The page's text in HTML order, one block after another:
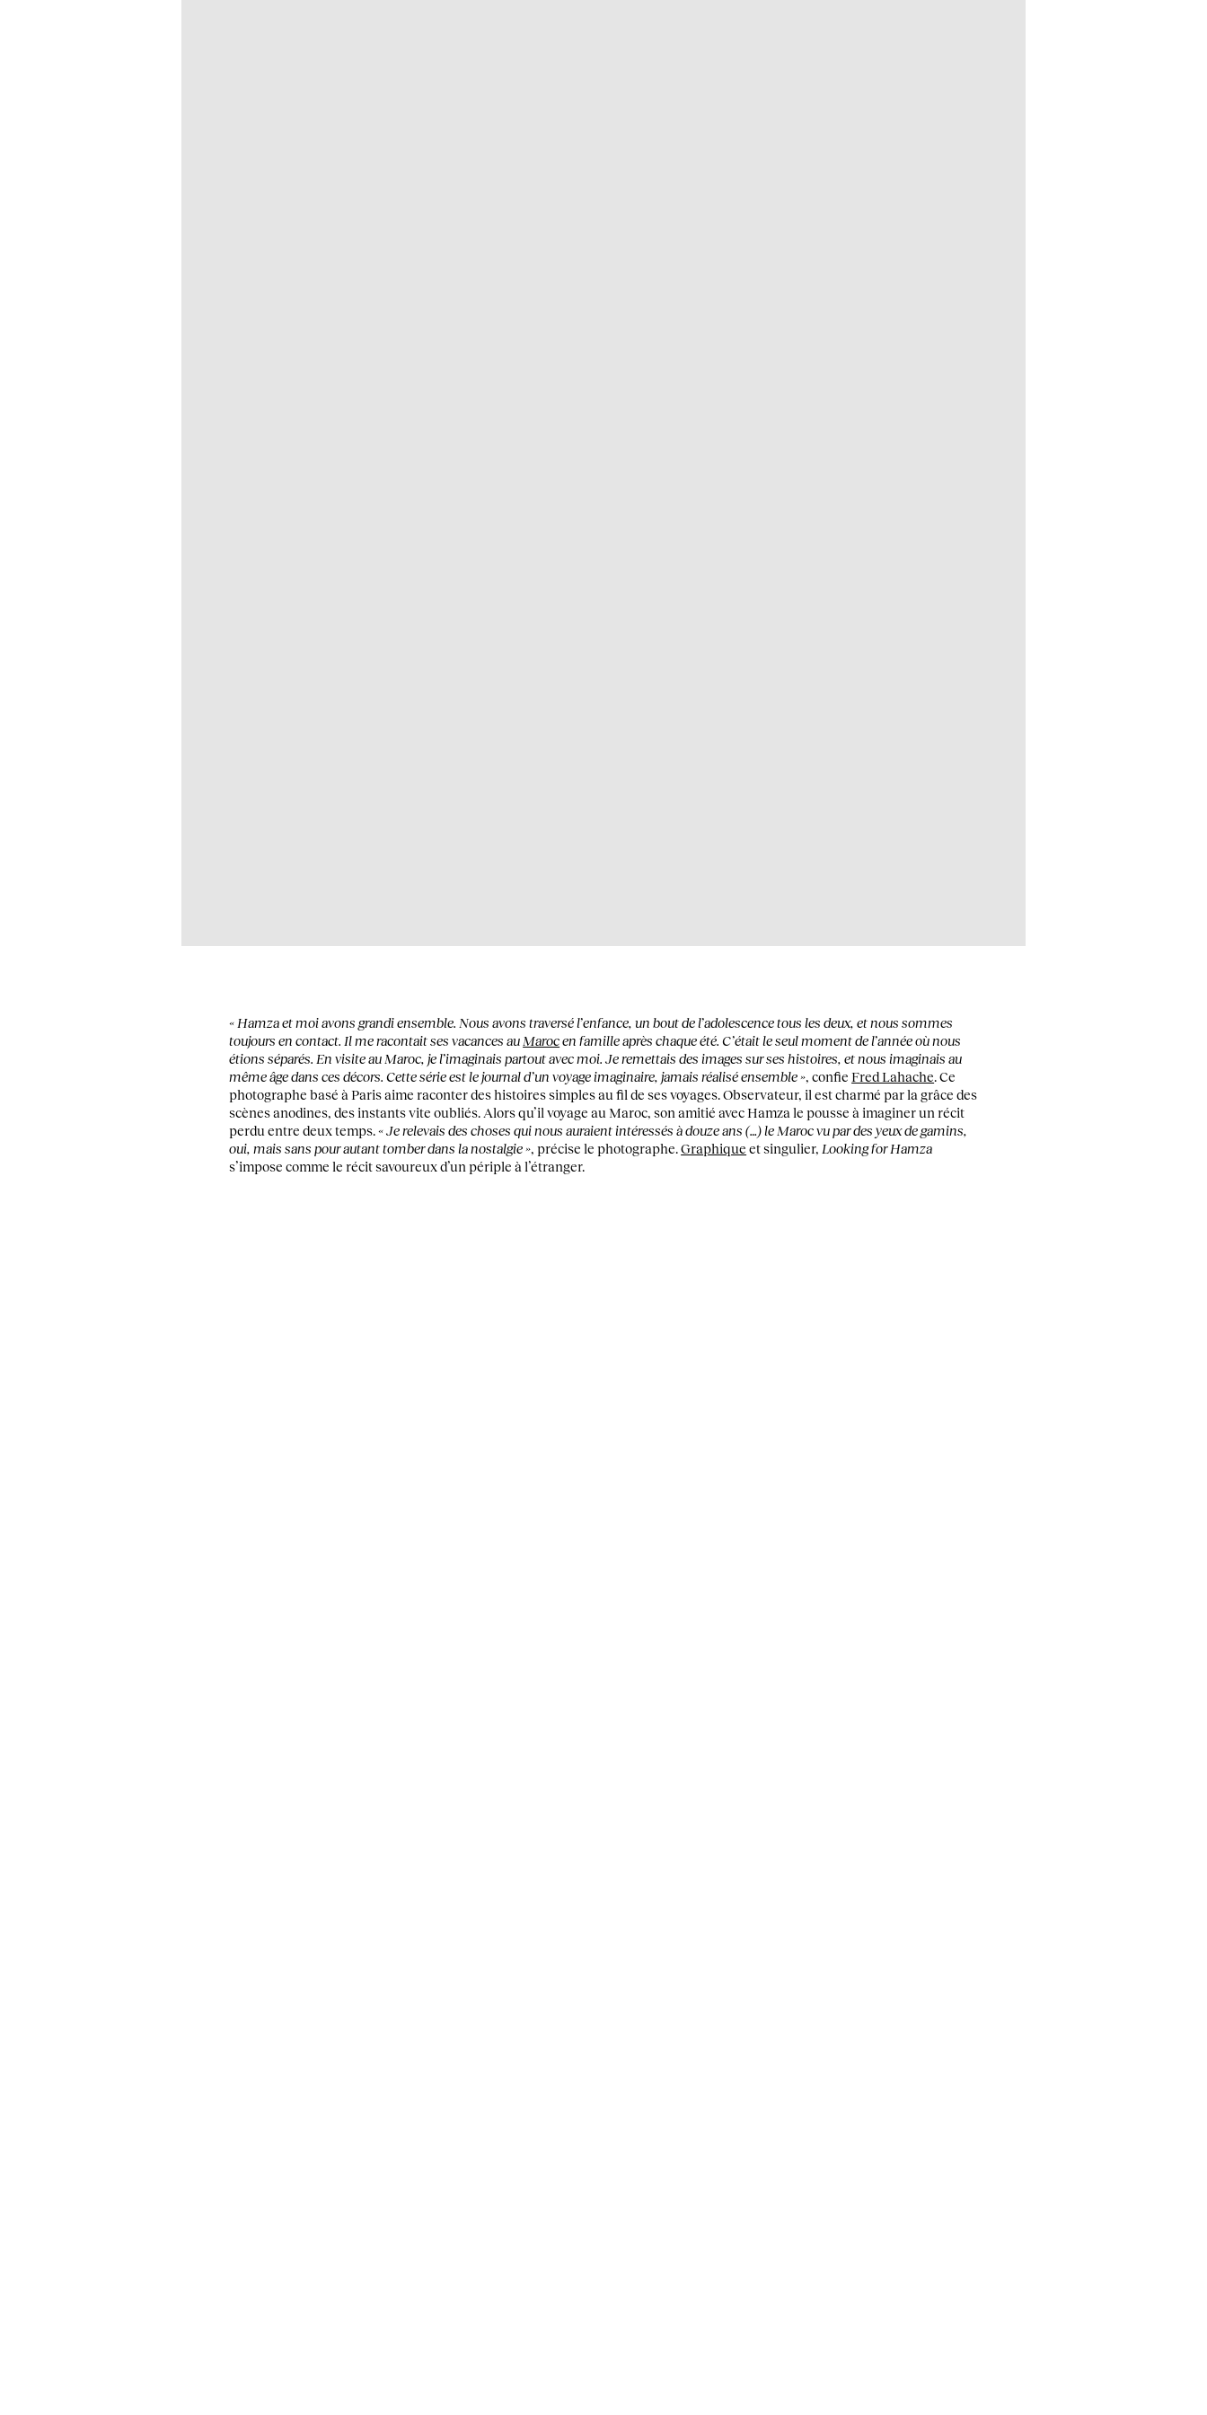
« Hamza et moi avons grandi ensemble. Nous avons traversé l’enfance, un bout de l’adolescence tous les deux, et nous sommes
toujours en contact. Il me racontait ses vacances au Marocen famille après chaque été. C’était le seul moment de l’année où nous
étions séparés. En visite au Maroc, je l’imaginais partout avec moi. Je remettais des images sur ses histoires, et nous imaginais au
même âge dans ces décors. Cette série est le journal d’un voyage imaginaire, jamais réalisé ensemble », confieFred Lahache. Ce
photographe basé à Paris aime raconter des histoires simples au fil de ses voyages. Observateur, il est charmé par la grâce des
scènes anodines, des instants vite oubliés. Alors qu’il voyage au Maroc, son amitié avec Hamza le pousse à imaginer un récit
perdu entre deux temps.« Je relevais des choses qui nous auraient intéressés à douze ans (…) le Maroc vu par des yeux de gamins,
oui, mais sans pour autant tomber dans la nostalgie », précise le photographe.Graphique et singulier, Looking for Hamza
s’impose comme le récit savoureux d’un périple à l’étranger.